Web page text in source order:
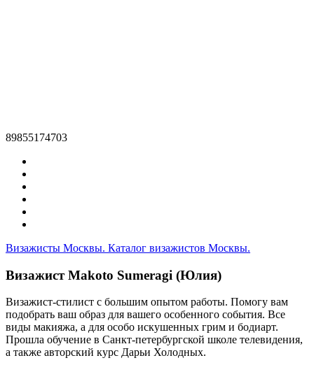
89855174703
Визажисты Москвы. Каталог визажистов Москвы.
Визажист Makoto Sumeragi (Юлия)
Визажист-стилист с большим опытом работы. Помогу вам
подобрать ваш образ для вашего особенного события. Все
виды макияжа, а для особо искушенных грим и бодиарт.
Прошла обучение в Санкт-петербургской школе телевидения,
а также авторский курс Дарьи Холодных.